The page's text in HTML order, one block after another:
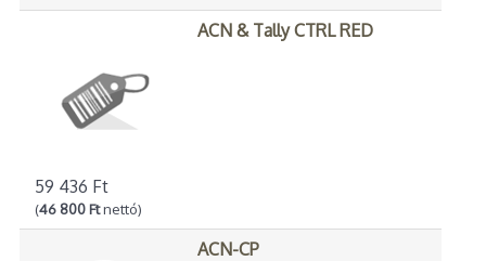
59 436 Ft
(46 800 Ftnettó)
ACN & Tally CTRL RED
ACN-CP